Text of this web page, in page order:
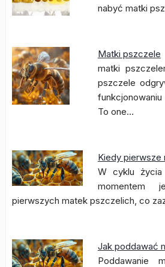
nabyć matki
Matki pszczele
matki
pszczele
To one…
Kiedy pierwsze
W cyklu życia
momentem
pierwszych matek pszczelich, co
Jak poddawać
Poddawanie